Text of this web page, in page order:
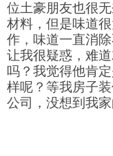
位土豪朋友也很
材料，但是味道
作，味道一直消
让我很疑惑，难
吗？我觉得他肯
样呢？等我房子
公司，没想到我